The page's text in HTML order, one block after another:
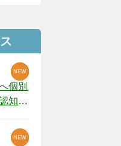
個別
知症
NEW
NEW
NEW
NEW
NEW